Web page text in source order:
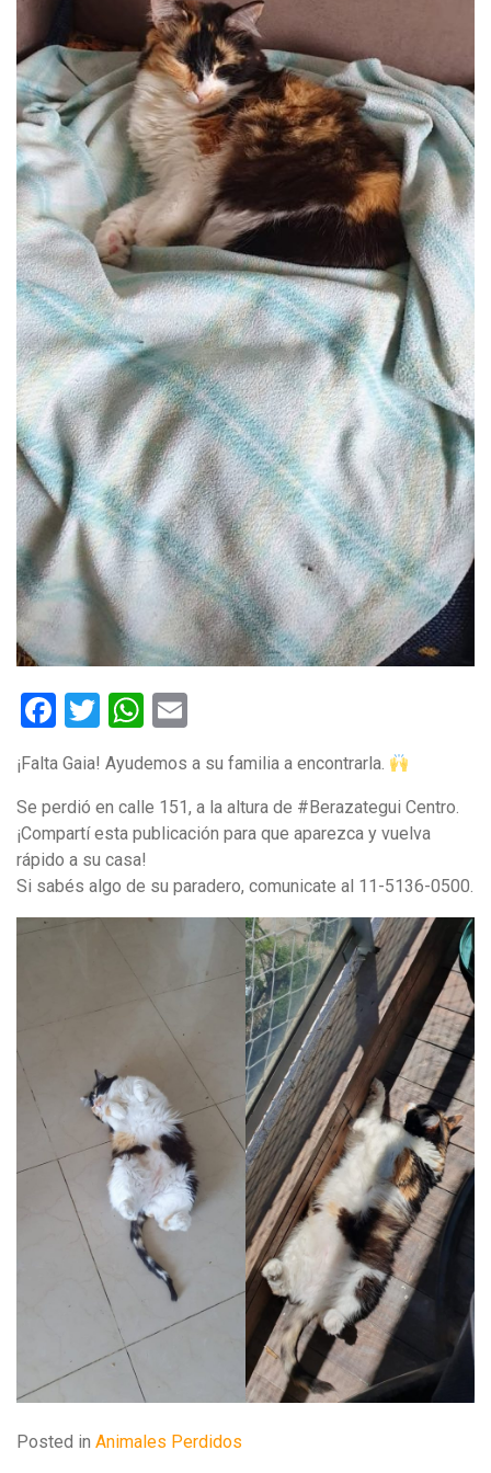
Facebook
TwitterWhatsApp
¡Falta Gaia! Ayudemos a su familia a encontrarla.
Se perdió en calle 151, a la altura de #Berazategui Centro.
¡Compartí esta publicación para que aparezca y vuelva
rápido a su casa!
Si sabés algo de su paradero, comunicate al 11-5136-0500.
Posted in Animales Perdidos